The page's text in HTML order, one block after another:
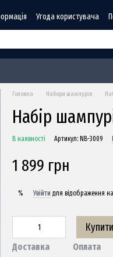
Угода користувача
Головна Набори шампурів
Набір
В наявності Артикул: NB-3009
1 899 грн
% Увійти для відображення
Купити
Доставка Оплата